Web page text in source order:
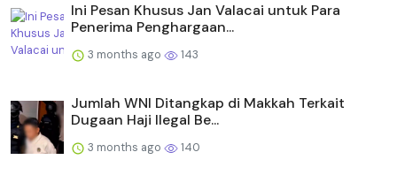
Ini Pesan Khusus Jan Valacai untuk Para
Penerima Penghargaan...
3 months ago 143
Jumlah WNI Ditangkap di Makkah Terkait
Dugaan Haji Ilegal Be...
3 months ago 140